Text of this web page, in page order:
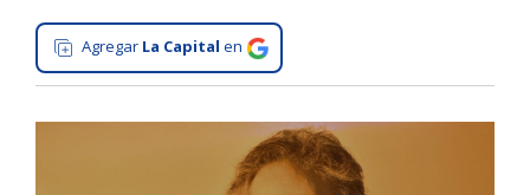
Interés
General
La
Agregar La Capital en